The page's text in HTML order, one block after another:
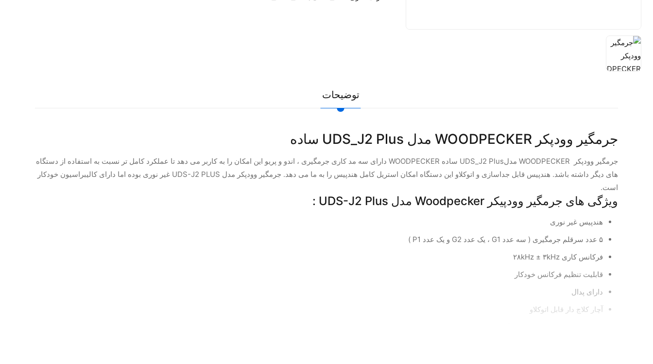
توضیحات
جرمگیر وودپکر WOODPECKER مدل UDS_J2 Plus ساده
جرمگیر وودپکر WOODPECKER مدلUDS_J2 Plus ساده WOODPECKER دارای سه مد کاری جرمگیری ، اندو و پریو این امکان را به کاربر می دهد تا عملکرد کامل تر نسبت به استفاده از دستگاه
های دیگر داشته باشد. هندپیس قابل جداسازی و اتوکلاو این دستگاه امکان استریل کامل هندپیس را به ما می دهد. جرمگیر وودپکر مدل UDS-J2 PLUS غیر نوری بوده اما دارای کالیبراسیون خودکار
است.
ویژگی های جرمگیر وودپیکر Woodpecker مدل UDS-J2 Plus :
هندپیس غیر نوری
۵ عدد سرقلم جرمگیری ( سه عدد G1 ، یک عدد G2 و یک عدد P1 )
فرکانس کاری ۲۸kHz ± ۳kHz
قابلیت تنظیم فرکانس خودکار
دارای پدال
آچار کلاچ دار قابل اتوکلاو